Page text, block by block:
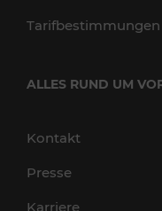
Tarifbestimmungen
ALLES RUND UM
Kontakt
Presse
Karriere